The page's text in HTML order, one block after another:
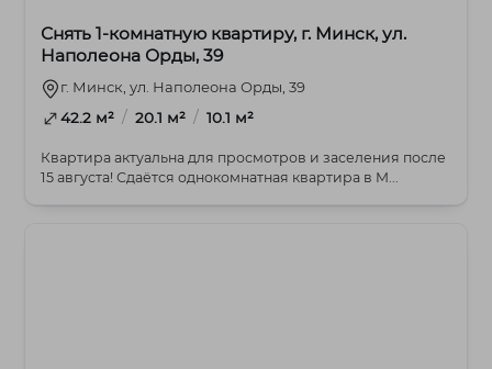
Снять 1-комнатную квартиру, г. Минск, ул.
Наполеона Орды, 39
г. Минск, ул. Наполеона Орды, 39
42.2 м² / 20.1 м² / 10.1 м²
Квартира актуальна для просмотров и заселения после
15 августа! Сдаётся однокомнатная квартира в М...